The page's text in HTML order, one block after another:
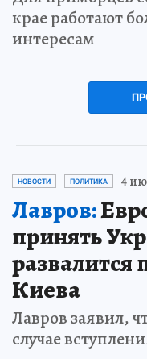
крае работают
интересам
НОВОСТИ ПОЛИТИКА 4
Лавров:
принять
развалится
Киева
Лавров заявил,
случае